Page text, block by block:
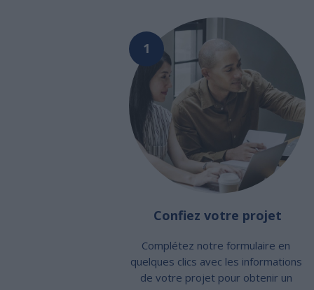
1
Confiez votre projet
Complétez notre formulaire en
quelques clics avec les informations
de votre projet pour obtenir un